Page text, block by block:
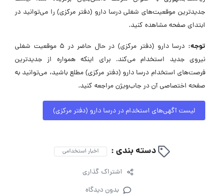
جدیدترین موقعیت‌های شغلی درسا دارو (دفتر مرکزی) را می‌توانید در
ابتدای صفحه مشاهده کنید.
توجه:
درسا دارو (دفتر مرکزی) در حال حاضر در ۵ موقعیت شغلی
نیروی جدید استخدام می‌کند. برای اینکه همواره از جدیدترین
فرصت‌های استخدام درسا دارو (دفتر مرکزی) مطلع باشید، می‌توانید به
صفحه اختصاصی آن در جاب‌ویژن مراجعه کنید.
لیست آگهی‌های استخدام در درسا دارو (دفتر مرکزی)
دسته بندی : اخبار استخدامی
اشتراک گذاری
بدون دیدگاه